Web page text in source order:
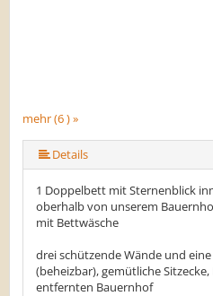
mehr (6 ) »
mehr (6 ) »
mehr (6 ) »
Details
1 Doppelbett mit Sternenblick
oberhalb von unserem
mit Bettwäsche
drei schützende Wände und
(beheizbar), gemütliche Sitzecke,
entfernten Bauernhof